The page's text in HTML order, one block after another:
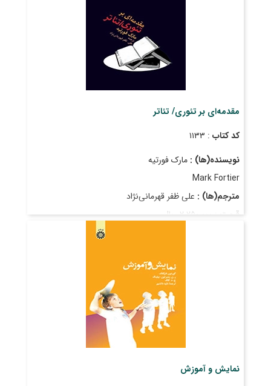
مقدمه‌ای بر تئوری/ تئاتر
کد کتاب : ۱۱۳۳
نویسنده(ها) : مارک فورتیه
Mark Fortier
مترجم(ها) : علی ظفر قهرمانی‌نژاد
قیمت: ۲٬۲۵۰٬۰۰۰ ریال
نمایش و آموزش